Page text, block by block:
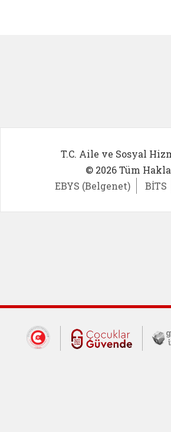
T.C. Aile ve Sosyal
© 2026 Tüm
EBYS (Belgenet)
BİTS
Dış Bağlantılar
Cumhurbaşkanlığı